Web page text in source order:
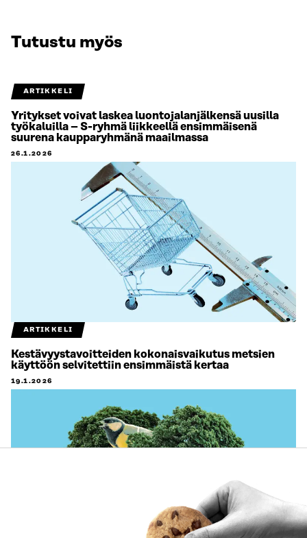
Tutustu myös
ARTIKKELI
Yritykset voivat laskea luontojalanjälkensä uusilla
työkaluilla – S-ryhmä liikkeellä ensimmäisenä
suurena kaupparyhmänä maailmassa
26.1.2026
ARTIKKELI
Kestävyystavoitteiden kokonaisvaikutus metsien
käyttöön selvitettiin ensimmäistä kertaa
19.1.2026